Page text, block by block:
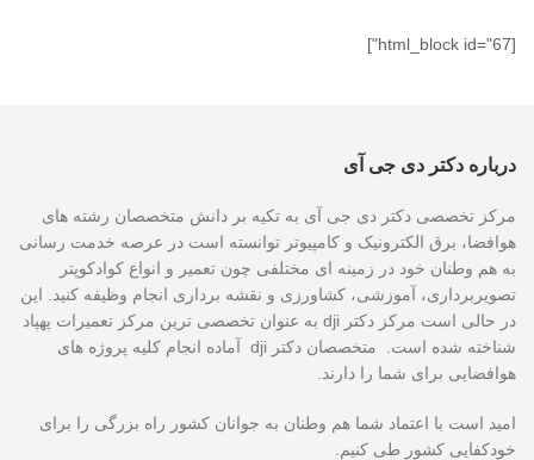
[html_block id="67"]
درباره دکتر دی جی آی
مرکز تخصصی دکتر دی جی آی به تکیه بر دانش متخصصان رشته های
هوافضا، برق الکترونیک و کامپیوتر توانسته است در عرصه خدمت رسانی
به هم وطنان خود در زمینه ای مختلفی چون تعمیر و انواع کوادکوپتر
تصویربرداری، آموزشی، کشاورزی و نقشه برداری انجام وظیفه کنید. این
در حالی است مرکز دکتر dji به عنوان تخصصی ترین مرکز تعمیرات پهپاد
شناخته شده است. متخصصان دکتر dji آماده انجام کلیه پروژه های
هوافضایی برای شما را دارند.
امید است با اعتماد شما هم وطنان به جوانان کشور راه بزرگی را برای
خودکفایی کشور طی کنیم.